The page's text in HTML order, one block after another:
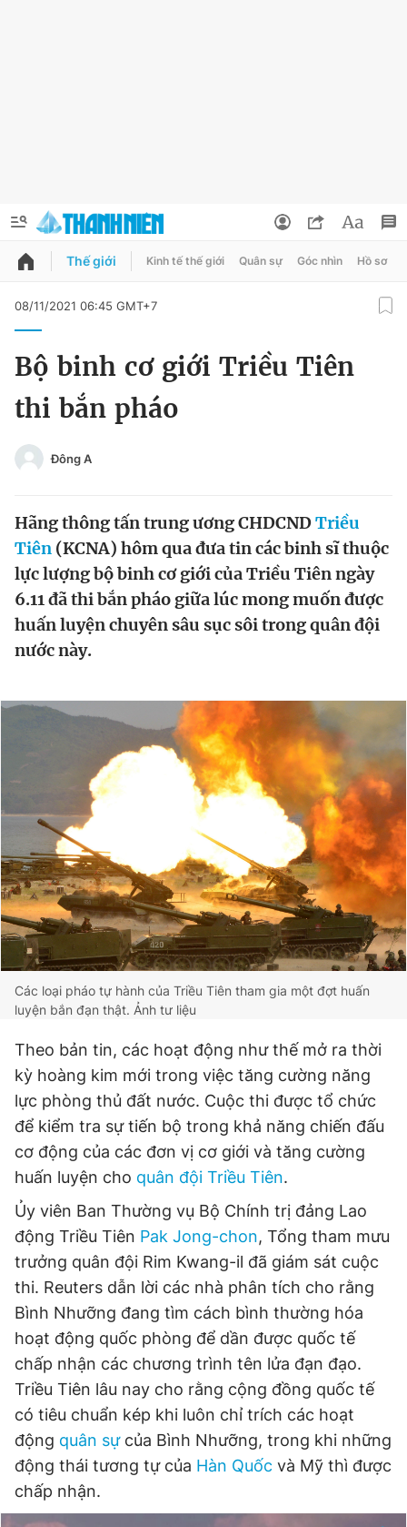
QUẢNG CÁO
Chuyên mục
Chào ngày mới
Tin thị trường Tin 360
Video Magazine
Sản phẩm khác
Thông tin tòa soạn Liên hệ quảng cáo
Đọc Thanh Niên trên điện thoại
Theo dõi báo trên
Hotline
0906 645 777
Liên hệ quảng cáo
0908 780 404
Đặt báo Quảng cáo RSS Tòa soạn Chính sách bảo
Tổng biên tập: Nguyễn Ngọc Toàn
Phó tổng biên tập thường trực: Hải Thành
Phó tổng biên tập: Lâm Hiếu Dũng
Tổng thư ký tòa soạn: Đức Trung
Giấy phép xuất bản số 110/GP - BTTTT cấp ngày 24.3.2020
© 2003-2026 Bản quyền thuộc về Báo Thanh Niên. Cấm sao
chép dưới mọi hình thức nếu không có sự chấp thuận bằng văn
bản. Phát triển bởi ePi Technologies, JSC.
Đổi mật khẩu
Tin đã lưu
Thế giới Kinh tế thế giới Quân sự Góc nhìn Hồ sơ
08/11/2021 06:45 GMT+7
Bộ binh cơ giới Triều Tiên
thi bắn pháo
Đông A
Hãng thông tấn trung ương CHDCNDTriều
Tiên (KCNA) hôm qua đưa tin các binh sĩ thuộc
lực lượng bộ binh cơ giới của Triều Tiên ngày
6.11 đã thi bắn pháo giữa lúc mong muốn được
huấn luyện chuyên sâu sục sôi trong quân đội
nước này.
Các loại pháo tự hành của Triều Tiên tham gia một đợt huấn
luyện bắn đạn thật. Ảnh tư liệu
Theo bản tin, các hoạt động như thế mở ra thời
kỳ hoàng kim mới trong việc tăng cường năng
lực phòng thủ đất nước. Cuộc thi được tổ chức
để kiểm tra sự tiến bộ trong khả năng chiến đấu
cơ động của các đơn vị cơ giới và tăng cường
huấn luyện cho quân đội Triều Tiên.
Ủy viên Ban Thường vụ Bộ Chính trị đảng Lao
động Triều Tiên Pak Jong-chon, Tổng tham mưu
trưởng quân đội Rim Kwang-il đã giám sát cuộc
thi. Reuters dẫn lời các nhà phân tích cho rằng
Bình Nhưỡng đang tìm cách bình thường hóa
hoạt động quốc phòng để dần được quốc tế
chấp nhận các chương trình tên lửa đạn đạo.
Triều Tiên lâu nay cho rằng cộng đồng quốc tế
có tiêu chuẩn kép khi luôn chỉ trích các hoạt
động quân sựcủa Bình Nhưỡng, trong khi những
động thái tương tự của Hàn Quốc và Mỹ thì được
chấp nhận.